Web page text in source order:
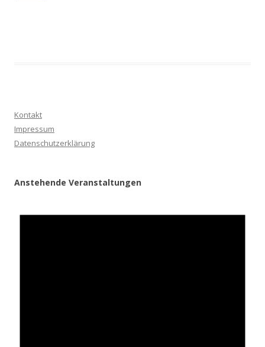
Kontakt
Impressum
Datenschutzerklärung
Anstehende Veranstaltungen